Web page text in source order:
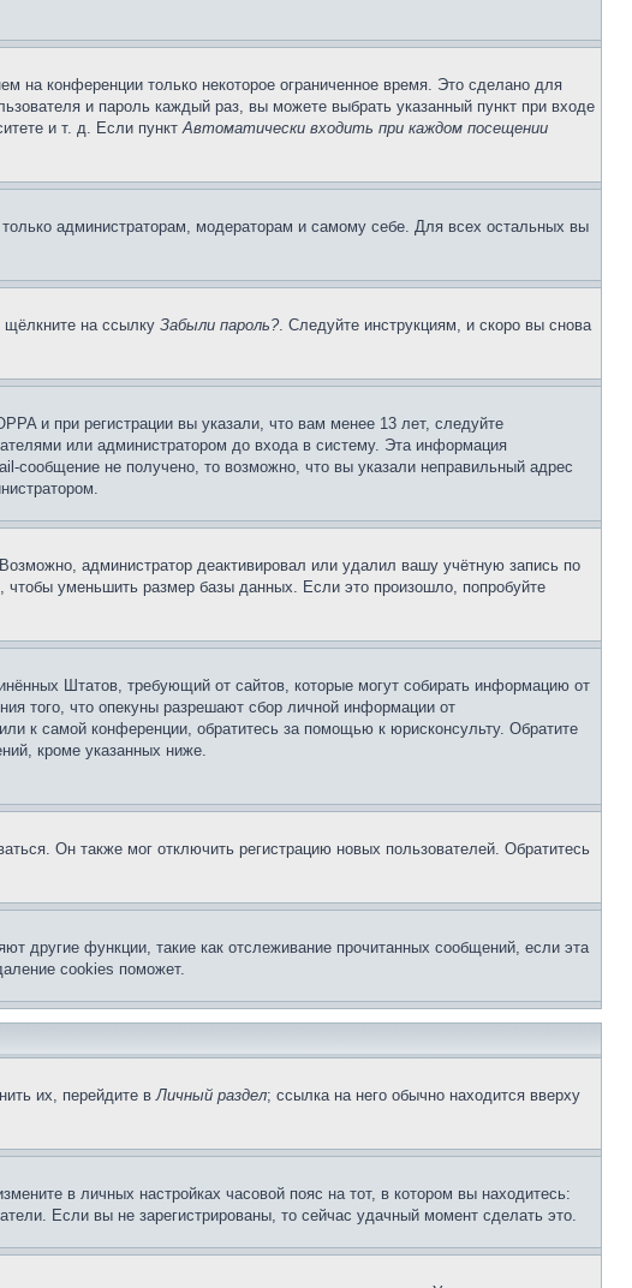
на конференции только некоторое ограниченное время. Это сделано для
и пароль каждый раз, вы можете выбрать указанный пункт при входе
и т. д. Если пунктАвтоматически входить при каждом посещении
администраторам, модераторам и самому себе. Для всех остальных вы
щёлкните на ссылку Забыли пароль?. Следуйте инструкциям, и скоро вы снова
и при регистрации вы указали, что вам менее 13 лет, следуйте
или администратором до входа в систему. Эта информация
сообщение не получено, то возможно, что вы указали неправильный адрес
администратор деактивировал или удалил вашу учётную запись по
уменьшить размер базы данных. Если это произошло, попробуйте
Штатов, требующий от сайтов, которые могут собирать информацию от
того, что опекуны разрешают сбор личной информации от
к самой конференции, обратитесь за помощью к юрисконсульту. Обратите
кроме указанных ниже.
Он также мог отключить регистрацию новых пользователей. Обратитесь
другие функции, такие как отслеживание прочитанных сообщений, если эта
cookies поможет.
их, перейдите вЛичный раздел; ссылка на него обычно находится вверху
в личных настройках часовой пояс на тот, в котором вы находитесь:
Если вы не зарегистрированы, то сейчас удачный момент сделать это.